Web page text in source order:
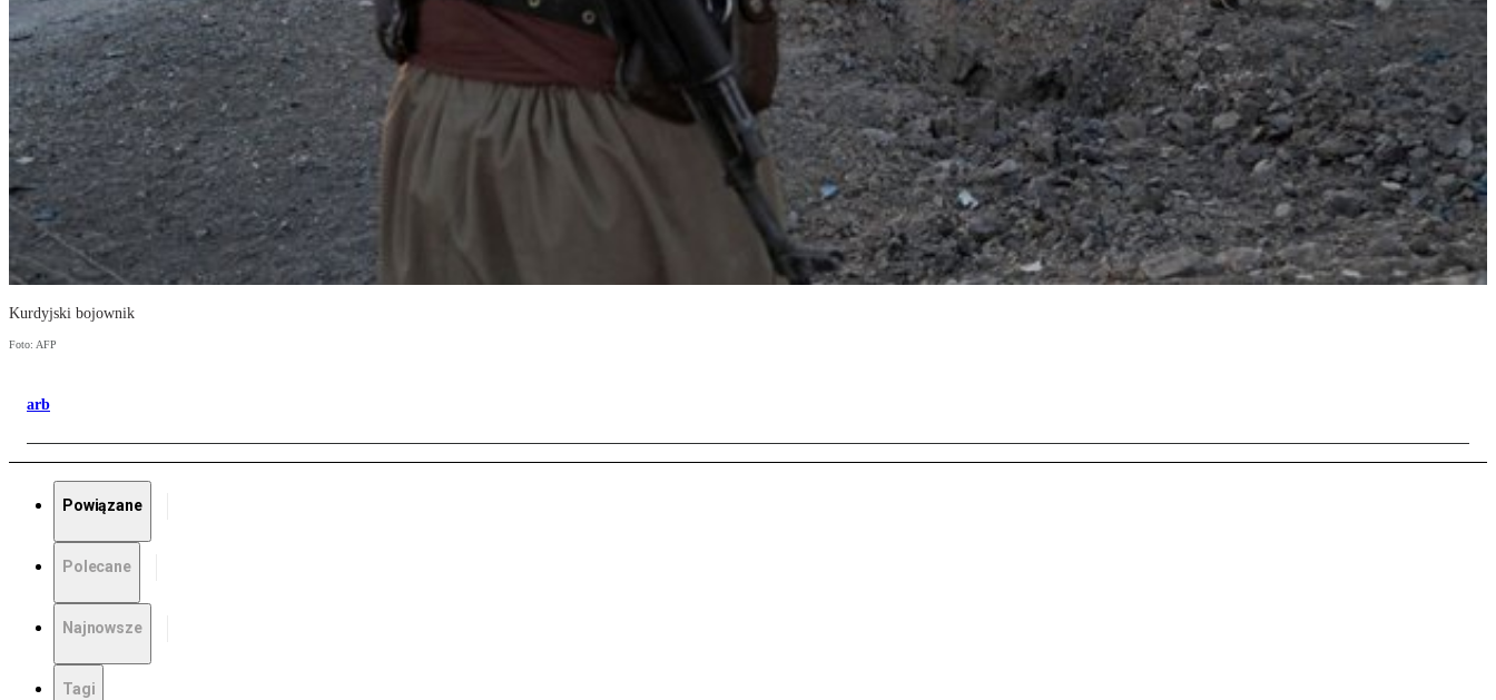
Kurdyjski bojownik
Foto: AFP
arb
Powiązane
Polecane
Najnowsze
Tagi